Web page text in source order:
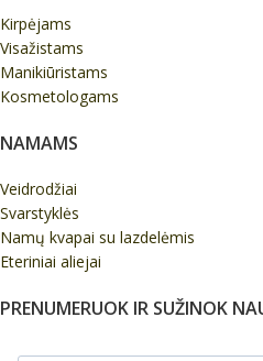
Kirpėjams
Visažistams
Manikiūristams
Kosmetologams
NAMAMS
Veidrodžiai
Svarstyklės
Namų kvapai su lazdelėmis
Eteriniai aliejai
PRENUMERUOK IR SUŽINOK